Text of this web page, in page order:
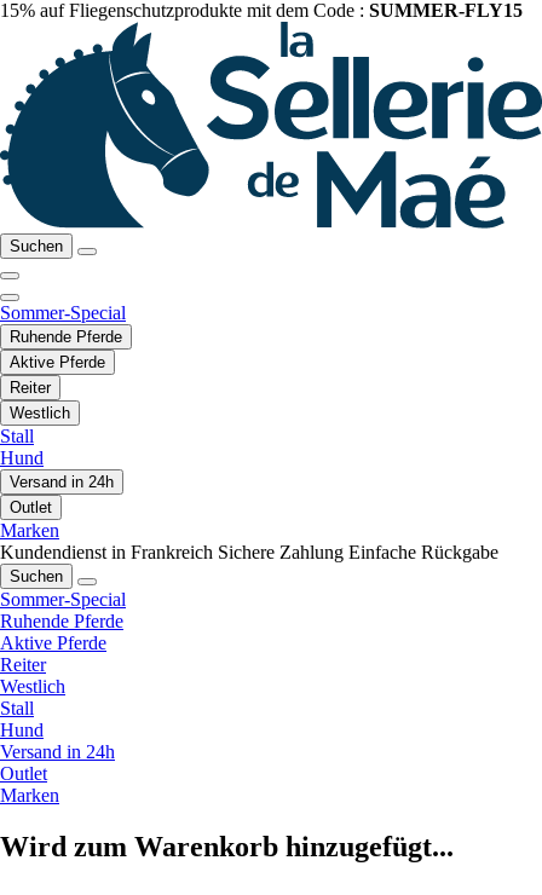
15% auf Fliegenschutzprodukte mit dem Code : SUMMER-FLY15
Suchen
Sommer-Special
Ruhende Pferde
Aktive Pferde
Reiter
Westlich
Stall
Hund
Versand in 24h
Outlet
Marken
Kundendienst in Frankreich Sichere Zahlung Einfache Rückgabe
Suchen
Sommer-Special
Ruhende Pferde
Aktive Pferde
Reiter
Westlich
Stall
Hund
Versand in 24h
Outlet
Marken
Wird zum Warenkorb hinzugefügt...